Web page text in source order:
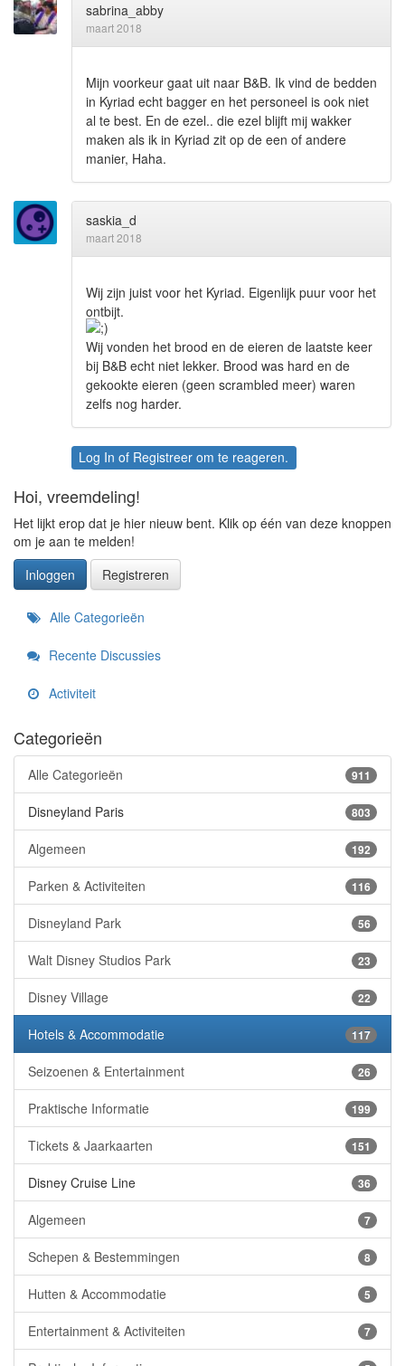
sabrina_abby
maart 2018
Mijn voorkeur gaat uit naar B&B. Ik vind de bedden
in Kyriad echt bagger en het personeel is ook niet
al te best. En de ezel.. die ezel blijft mij wakker
maken als ik in Kyriad zit op de een of andere
manier, Haha.
saskia_d
maart 2018
Wij zijn juist voor het Kyriad. Eigenlijk puur voor het
ontbijt.
Wij vonden het brood en de eieren de laatste keer
bij B&B echt niet lekker. Brood was hard en de
gekookte eieren (geen scrambled meer) waren
zelfs nog harder.
Log In of Registreer om te reageren.
Hoi, vreemdeling!
Het lijkt erop dat je hier nieuw bent. Klik op één van deze knoppen
om je aan te melden!
Inloggen
Registreren
Snelkoppelingen
Alle Categorieën
Recente Discussies
Activiteit
Categorieën
911
Alle Categorieën
803
Disneyland Paris
192
Algemeen
116
Parken & Activiteiten
56
Disneyland Park
23
Walt Disney Studios Park
22
Disney Village
117
Hotels & Accommodatie
26
Seizoenen & Entertainment
199
Praktische Informatie
151
Tickets & Jaarkaarten
36
Disney Cruise Line
7
Algemeen
8
Schepen & Bestemmingen
5
Hutten & Accommodatie
7
Entertainment & Activiteiten